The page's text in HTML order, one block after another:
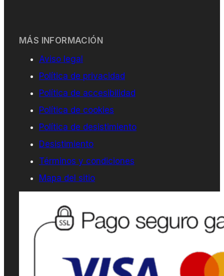
MÁS INFORMACIÓN
Aviso legal
Política de privacidad
Política de accesibilidad
Política de cookies
Política de desistimiento
Desistimiento
Términos y condiciones
Mapa del sitio